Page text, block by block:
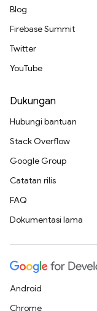
Blog
Firebase Summit
Twitter
YouTube
Dukungan
Hubungi bantuan
Stack Overflow
Google Group
Catatan rilis
FAQ
Dokumentasi lama
Android
Chrome